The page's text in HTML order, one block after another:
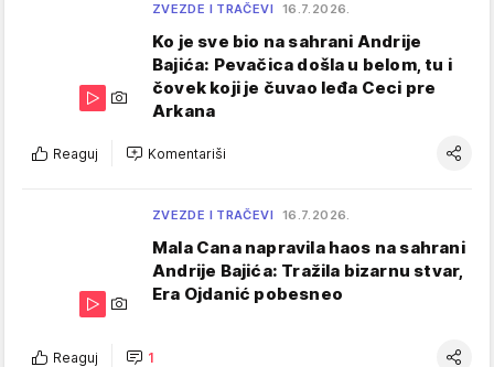
ZVEZDE I TRAČEVI 16.7.2026.
Ko je sve bio na sahrani Andrije
Bajića: Pevačica došla u belom, tu i
čovek koji je čuvao leđa Ceci pre
Arkana
Reaguj Komentariši
ZVEZDE I TRAČEVI 16.7.2026.
Mala Cana napravila haos na sahrani
Andrije Bajića: Tražila bizarnu stvar,
Era Ojdanić pobesneo
Reaguj 1